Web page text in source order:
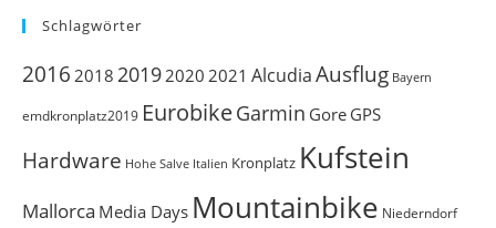
Schlagwörter
2016 2018 20192020 2021 AlcudiaAusflug Bayern
emdkronplatz2019 EurobikeGarmin Gore GPS
Hardware Hohe Salve Italien Kronplatz Kufstein
Mallorca Media Days Mountainbike Niederndorf